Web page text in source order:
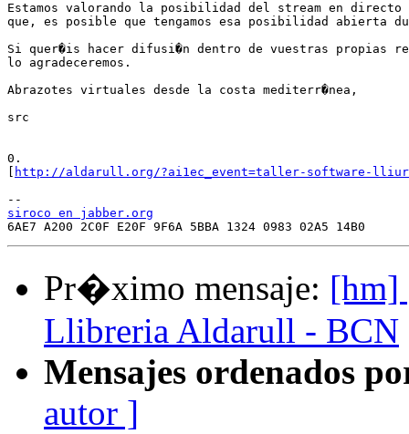
Estamos valorando la posibilidad del stream en directo
que, es posible que tengamos esa posibilidad abierta
Si quer�is hacer difusi�n dentro de vuestras propias
lo agradeceremos.
Abrazotes virtuales desde la costa mediterr�nea,
src
0.
http://aldarull.org/?ai1ec_event=taller-software-
siroco en jabber.org
Pr�ximo mensaje: [hm]
Llibreria Aldarull - BCN
Mensajes ordenados
autor ]